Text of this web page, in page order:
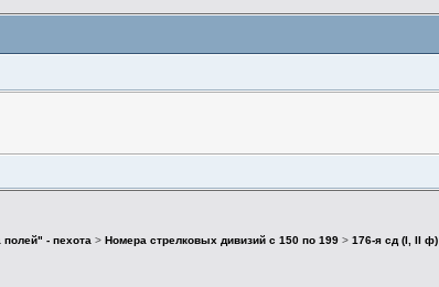
полей" - пехота > Номера стрелковых дивизий с 150 по 199 >176-я сд (I, II ф)